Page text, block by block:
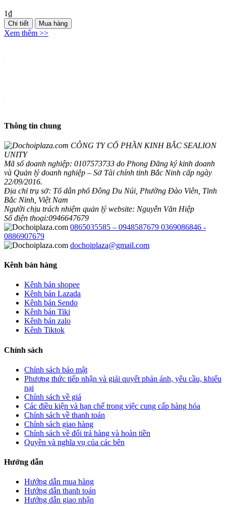
1₫
Chi tiết Mua hàng
Xem thêm >>
Thông tin chung
CÔNG TY CỔ PHẦN KINH BẮC SEALION
UNITY
Mã số doanh nghiệp: 0107573733 do Phong Đăng ký kinh doanh
và Quản lý doanh nghiệp – Sở Tài chính tỉnh Bắc Ninh cấp ngày
22/09/2016.
Địa chỉ trụ sở: Tổ dân phố Đông Du Núi, Phường Đào Viên, Tỉnh
Bắc Ninh, Việt Nam
Người chịu trách nhiệm quản lý website: Nguyễn Văn Hiệp
Số điện thoại:0946647679
0865035585 – 0948587679 0369086846 -
0886907679
dochoiplaza@gmail.com
Kênh bán hàng
Kênh bán shopee
Kênh bán Lazada
Kênh bán Sendo
Kênh bán Tiki
Kênh bán zalo
Kênh Tiktok
Chính sách
Chính sách bảo mật
Phương thức tiếp nhận và giải quyết phản ánh, yêu cầu, khiếu
nại
Chính sách về giá
Các điều kiện và hạn chế trong việc cung cấp hàng hóa
Chính sách về thanh toán
Chính sách giao hàng
Chính sách về đổi trả hàng và hoàn tiền
Quyền và nghĩa vụ của các bên
Hướng dẫn
Hướng dẫn mua hàng
Hướng dẫn thanh toán
Hướng dẫn giao nhận